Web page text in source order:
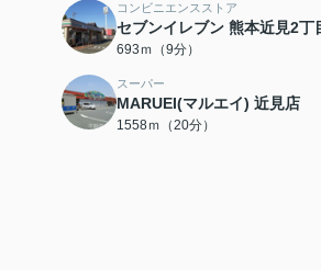
コンビニエンスストア
セブンイレブン 熊本近見2丁
693ｍ（9分）
スーパー
MARUEI(マルエイ) 近見店
1558ｍ（20分）